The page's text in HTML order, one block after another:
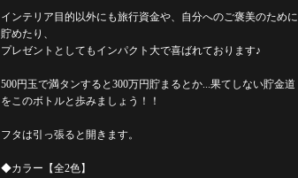
インテリア目的以外にも旅行資金や、自分へのご褒美のために
貯めたり、
プレゼントとしてもインパクト大で喜ばれております♪
500円玉で満タンすると300万円貯まるとか...果てしない貯金道
をこのボトルと歩みましょう！！
フタは引っ張ると開きます。
◆カラー【全2色】